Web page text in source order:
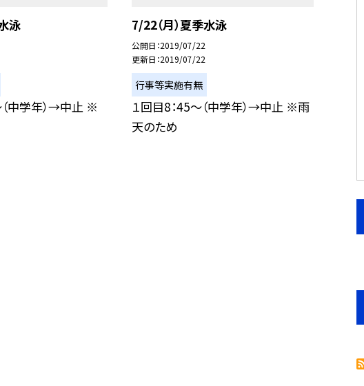
泳
（中学年）→中止 ※
7/22（月）夏季水泳
公開日 2019/07/22
更新日 2019/07/22
行事等実施有無
１回目8：45〜（中学年）→中止 ※雨
天のため